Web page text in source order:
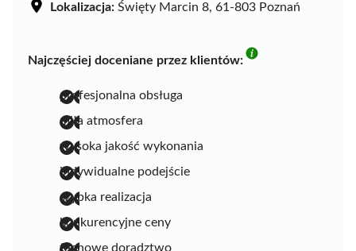
Lokalizacja: Święty Marcin 8, 61-803 Poznań
Najczęściej doceniane przez klientów:
profesjonalna obsługa
miła atmosfera
wysoka jakość wykonania
indywidualne podejście
szybka realizacja
konkurencyjne ceny
fachowe doradztwo